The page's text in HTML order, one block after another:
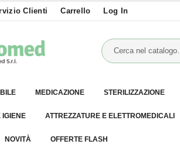
Clienti Carrello Log In
MEDICAZIONE STERILIZZAZIONE
IGIENE ATTREZZATURE E ELETTROMEDICALI
NOVITÀ OFFERTE FLASH